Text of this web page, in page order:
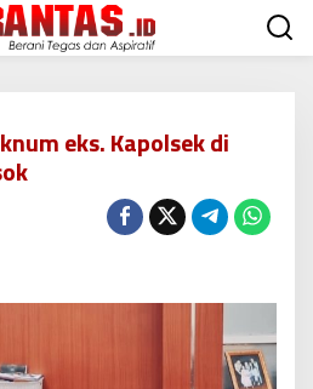
eks. Kapolsek di